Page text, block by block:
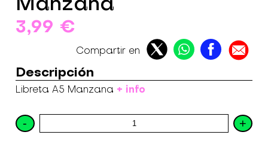
3,99 €
Compartir en
Descripción
Libreta A5 Manzana + info
- +